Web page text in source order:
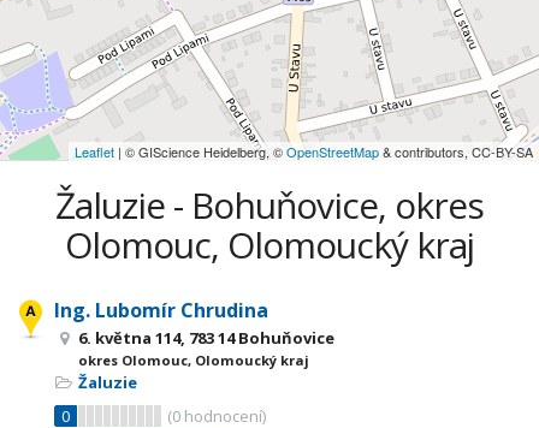
Leaflet | © GIScience Heidelberg, ©OpenStreetMap& contributors, CC-BY-SA
Žaluzie - Bohuňovice, okres
Olomouc, Olomoucký kraj
Ing. Lubomír Chrudina
6. května 114, 783 14 Bohuňovice
okres Olomouc, Olomoucký kraj
Žaluzie
0
(0 hodnocení)